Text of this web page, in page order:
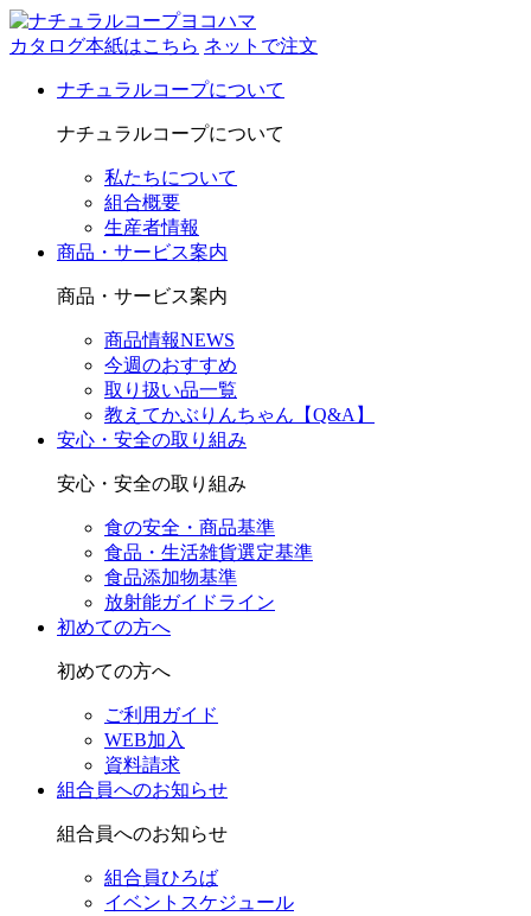
カタログ本紙はこちら ネットで注文
ナチュラルコープについて
ナチュラルコープについて
私たちについて
組合概要
生産者情報
商品・サービス案内
商品・サービス案内
商品情報NEWS
今週のおすすめ
取り扱い品一覧
教えてかぶりんちゃん【Q&A】
安心・安全の取り組み
安心・安全の取り組み
食の安全・商品基準
食品・生活雑貨選定基準
食品添加物基準
放射能ガイドライン
初めての方へ
初めての方へ
ご利用ガイド
WEB加入
資料請求
組合員へのお知らせ
組合員へのお知らせ
組合員ひろば
イベントスケジュール